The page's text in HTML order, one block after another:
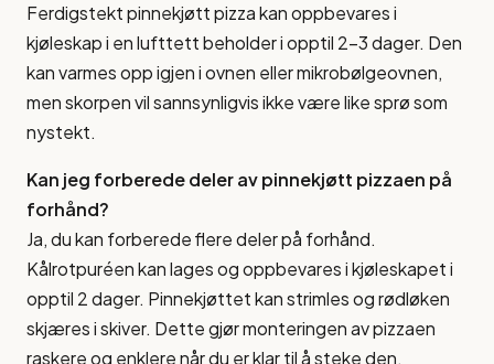
Ferdigstekt pinnekjøtt pizza kan oppbevares i
kjøleskap i en lufttett beholder i opptil 2-3 dager. Den
kan varmes opp igjen i ovnen eller mikrobølgeovnen,
men skorpen vil sannsynligvis ikke være like sprø som
nystekt.
Kan jeg forberede deler av pinnekjøtt pizzaen på
forhånd?
Ja, du kan forberede flere deler på forhånd.
Kålrotpuréen kan lages og oppbevares i kjøleskapet i
opptil 2 dager. Pinnekjøttet kan strimles og rødløken
skjæres i skiver. Dette gjør monteringen av pizzaen
raskere og enklere når du er klar til å steke den.